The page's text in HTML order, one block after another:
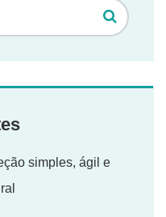
simples, ágil e